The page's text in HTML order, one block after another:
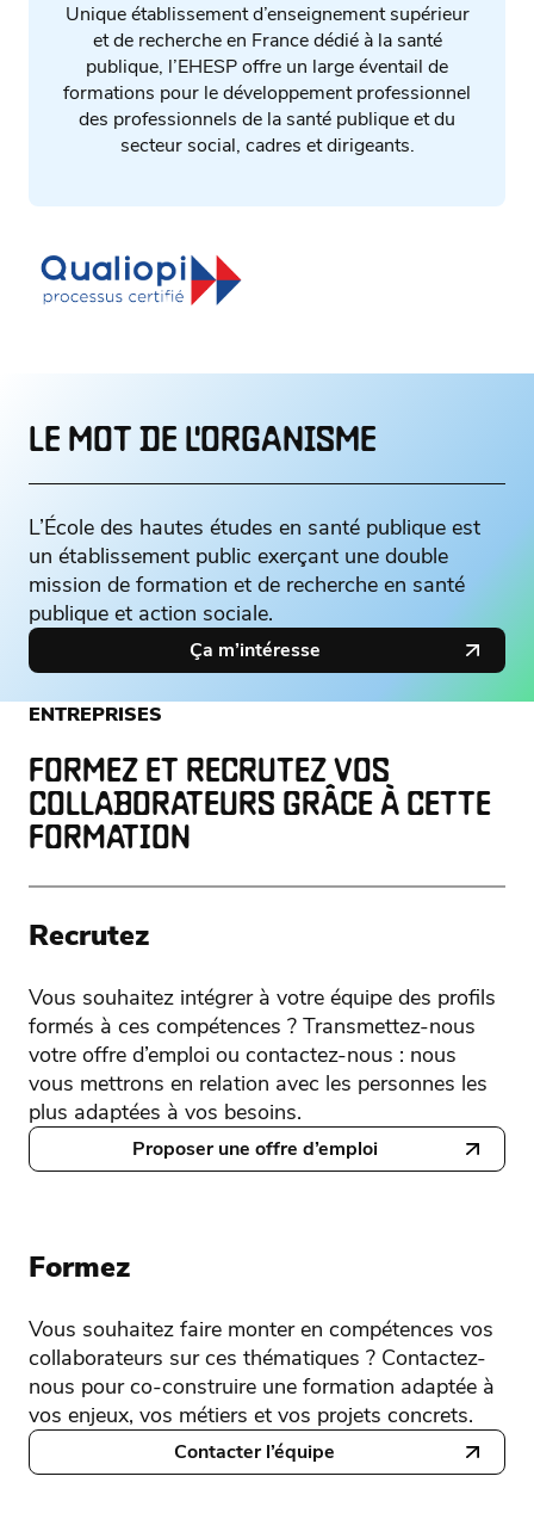
Unique établissement d’enseignement supérieur
et de recherche en France dédié à la santé
publique, l’EHESP offre un large éventail de
formations pour le développement professionnel
des professionnels de la santé publique et du
secteur social, cadres et dirigeants.
LE MOT DE L'ORGANISME
L’École des hautes études en santé publique est
un établissement public exerçant une double
mission de formation et de recherche en santé
publique et action sociale.
Ça m’intéresse
ENTREPRISES
FORMEZ ET RECRUTEZ VOS
COLLABORATEURS GRÂCE À CETTE
FORMATION
Recrutez
Vous souhaitez intégrer à votre équipe des profils
formés à ces compétences ? Transmettez-nous
votre offre d’emploi ou contactez-nous : nous
vous mettrons en relation avec les personnes les
plus adaptées à vos besoins.
Proposer une offre d’emploi
Formez
Vous souhaitez faire monter en compétences vos
collaborateurs sur ces thématiques ? Contactez-
nous pour co-construire une formation adaptée à
vos enjeux, vos métiers et vos projets concrets.
Contacter l’équipe